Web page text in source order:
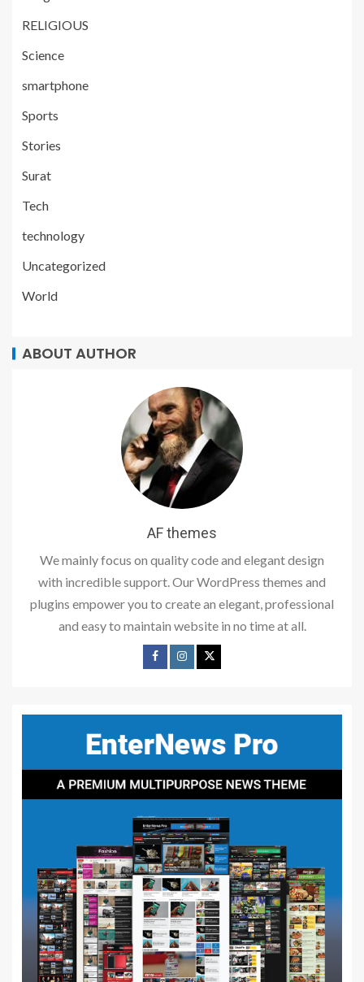
RELIGIOUS
Science
smartphone
Sports
Stories
Surat
Tech
technology
Uncategorized
World
ABOUT AUTHOR
AF themes
We mainly focus on quality code and elegant design
with incredible support. Our WordPress themes and
plugins empower you to create an elegant, professional
and easy to maintain website in no time at all.